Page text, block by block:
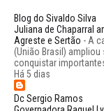
Blog do Sivaldo Silva
Juliana de Chaparral
Agreste e Sertão - A
(União Brasil)
conquistar
Há 5 dias
Dc Sergio Ramos